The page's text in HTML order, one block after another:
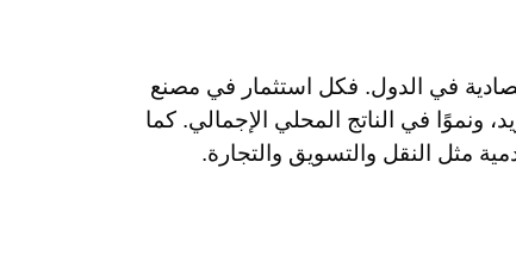
في الدول. فكل استثمار في مصنع
في الناتج المحلي الإجمالي. كما
مثل النقل والتسويق والتجارة.